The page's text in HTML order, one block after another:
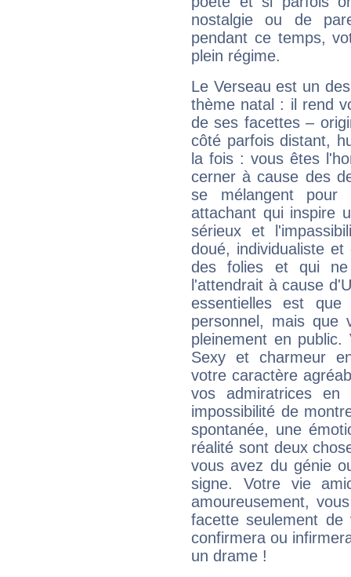
nostalgie ou de
pendant ce temps,
plein régime.
Le Verseau est un
thème natal : il rend
de ses facettes –
côté parfois distant,
la fois : vous êtes
cerner à cause des
se mélangent
attachant qui inspire
sérieux et
doué, individualiste
des folies et qui
l'attendrait à cause
essentielles est
personnel, mais que
pleinement en
Sexy et charmeur
votre caractère
vos admiratrices
impossibilité de
spontanée, une
réalité sont deux
vous avez du génie
signe. Votre vie
amoureusement,
facette seulement
confirmera ou
un drame !